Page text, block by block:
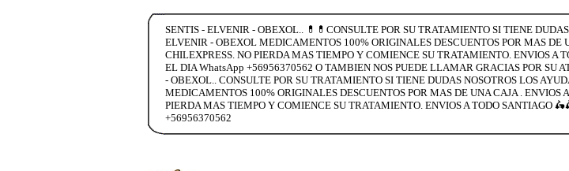
SENTIS - ELVENIR - OBEXOL.. 💊💊CONSULTE POR SU TRATAMIENTO SI TIENE
ELVENIR - OBEXOL MEDICAMENTOS 100% ORIGINALES DESCUENTOS POR MAS
CHILEXPRESS. NO PIERDA MAS TIEMPO Y COMIENCE SU TRATAMIENTO. ENVIOS A
EL DIA WhatsApp +56956370562 O TAMBIEN NOS PUEDE LLAMAR GRACIAS POR SU
- OBEXOL.. CONSULTE POR SU TRATAMIENTO SI TIENE DUDAS NOSOTROS LOS
MEDICAMENTOS 100% ORIGINALES DESCUENTOS POR MAS DE UNA CAJA .
PIERDA MAS TIEMPO Y COMIENCE SU TRATAMIENTO. ENVIOS A TODO SANTIAGO
+56956370562